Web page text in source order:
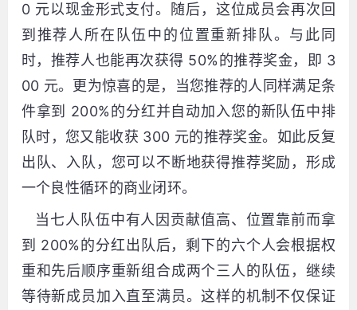
0 元以现金形式支付。随后，这位成员会再次回
到推荐人所在队伍中的位置重新排队。与此同
时，推荐人也能再次获得 50%的推荐奖金，即 3
00 元。更为惊喜的是，当您推荐的人同样满足条
件拿到 200%的分红并自动加入您的新队伍中排
队时，您又能收获 300 元的推荐奖金。如此反复
出队、入队，您可以不断地获得推荐奖励，形成
一个良性循环的商业闭环。
当七人队伍中有人因贡献值高、位置靠前而拿
到 200%的分红出队后，剩下的六个人会根据权
重和先后顺序重新组合成两个三人的队伍，继续
等待新成员加入直至满员。这样的机制不仅保证